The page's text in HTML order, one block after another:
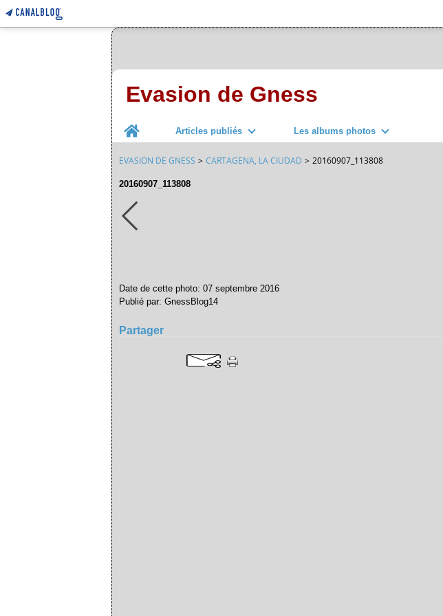
Evasion de Gness
Home
Articles publiés Les albums photos
EVASION DE GNESS > CARTAGENA, LA CIUDAD > 20160907_113808
20160907_113808
Date de cette photo: 07 septembre 2016
Publié par: GnessBlog14
Partager